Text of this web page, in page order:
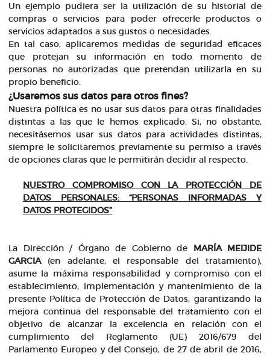
Un ejemplo pudiera ser la utilización de su historial de
compras o servicios para poder ofrecerle productos o
servicios adaptados a sus gustos o necesidades.
En tal caso, aplicaremos medidas de seguridad eficaces
que protejan su información en todo momento de
personas no autorizadas que pretendan utilizarla en su
propio beneficio.
¿Usaremos sus datos para otros fines?
Nuestra política es no usar sus datos para otras finalidades
distintas a las que le hemos explicado. Si, no obstante,
necesitásemos usar sus datos para actividades distintas,
siempre le solicitaremos previamente su permiso a través
de opciones claras que le permitirán decidir al respecto.
NUESTRO COMPROMISO CON LA PROTECCIÓN DE
DATOS PERSONALES: “PERSONAS INFORMADAS Y
DATOS PROTEGIDOS”
La Dirección / Órgano de Gobierno de MARÍA MEIJIDE
GARCIA(en adelante, el responsable del tratamiento),
asume la máxima responsabilidad y compromiso con el
establecimiento, implementación y mantenimiento de la
presente Política de Protección de Datos, garantizando la
mejora continua del responsable del tratamiento con el
objetivo de alcanzar la excelencia en relación con el
cumplimiento del Reglamento (UE) 2016/679 del
Parlamento Europeo y del Consejo, de 27 de abril de 2016,